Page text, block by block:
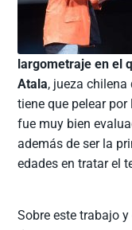
largometraje en el
Atala, jueza
tiene que pelear
fue muy bien
además de ser la
edades en tratar el
Sobre este trabajo